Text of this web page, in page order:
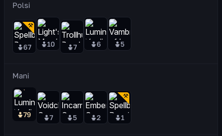
Polsi
67 10 7 6 5
Mani
79 7 5 2 1